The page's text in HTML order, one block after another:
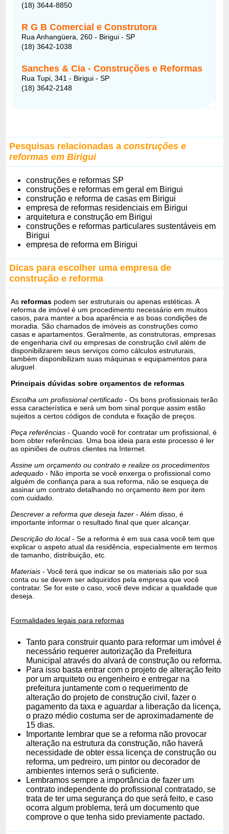
(18) 3644-8850
R G B Comercial e Construtora
Rua Anhangüera, 260 - Birigui - SP
(18) 3642-1038
Sanches & Cia - Construções e Reformas
Rua Tupi, 341 - Birigui - SP
(18) 3642-2148
Pesquisas relacionadas aconstruções e
reformas em Birigui
construções e reformas SP
construções e reformas em geral em Birigui
construção e reforma de casas em Birigui
empresa de reformas residenciais em Birigui
arquitetura e construção em Birigui
construções e reformas particulares sustentáveis em
Birigui
empresa de reforma em Birigui
Dicas para escolher uma empresa de
construção e reforma
As reformas podem ser estruturais ou apenas estéticas. A
reforma de imóvel é um procedimento necessário em muitos
casos, para manter a boa aparência e as boas condições de
moradia. São chamados de imóveis as construções como
casas e apartamentos. Geralmente, as construtoras, empresas
de engenharia civil ou empresas de construção civil além de
disponibilizarem seus serviços como cálculos estruturais,
também disponibilizam suas máquinas e equipamentos para
aluguel.
Principais dúvidas sobre orçamentos de reformas
Escolha um profissional certificado - Os bons profissionais terão
essa característica e será um bom sinal porque assim estão
sujeitos a certos códigos de conduta e fixação de preços.
Peça referências - Quando você for contratar um profissional, é
bom obter referências. Uma boa ideia para este processo é ler
as opiniões de outros clientes na Internet.
Assine um orçamento ou contrato e realize os procedimentos
adequado - Não importa se você enxerga o profissional como
alguém de confiança para a sua reforma, não se esqueça de
assinar um contrato detalhando no orçamento item por item
com cuidado.
Descrever a reforma que deseja fazer - Além disso, é
importante informar o resultado final que quer alcançar.
Descrição do local- Se a reforma é em sua casa você tem que
explicar o aspeto atual da residência, especialmente em termos
de tamanho, distribuição, etc.
Materiais - Você terá que indicar se os materiais são por sua
conta ou se devem ser adquiridos pela empresa que você
contratar. Se for este o caso, você deve indicar a qualidade que
deseja.
Formalidades legais para reformas
Tanto para construir quanto para reformar um imóvel é
necessário requerer autorização da Prefeitura
Municipal através do alvará de construção ou reforma.
Para isso basta entrar com o projeto de alteração feito
por um arquiteto ou engenheiro e entregar na
prefeitura juntamente com o requerimento de
alteração do projeto de construção civil, fazer o
pagamento da taxa e aguardar a liberação da licença,
o prazo médio costuma ser de aproximadamente de
15 dias.
Importante lembrar que se a reforma não provocar
alteração na estrutura da construção, não haverá
necessidade de obter essa licença de construção ou
reforma, um pedreiro, um pintor ou decorador de
ambientes internos será o suficiente.
Lembramos sempre a importância de fazer um
contrato independente do profissional contratado, se
trata de ter uma segurança do que será feito, e caso
ocorra algum problema, terá um documento que
comprove o que tenha sido previamente pactado.